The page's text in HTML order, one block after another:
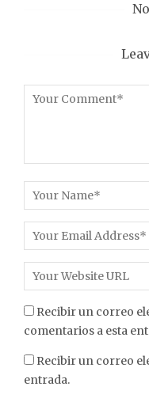
Recibir un correo
comentarios a esta
Recibir un correo
entrada.